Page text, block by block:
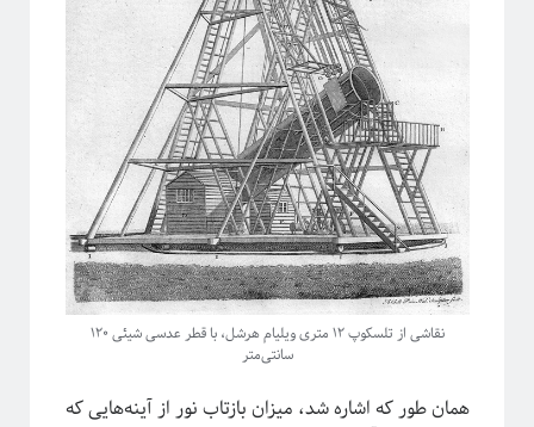
نقاشی از تلسکوپ ۱۲ متری ویلیام هرشل، با قطر عدسی شیئی ۱۲۰
سانتی‌متر
همان طور که اشاره شد، میزان بازتاب نور از آینه‌هایی که